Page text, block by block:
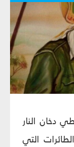
دخان النار
التي